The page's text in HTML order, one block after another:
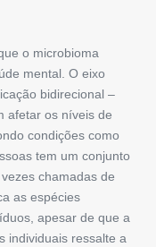
o microbioma
mental. O eixo
bidirecional –
afetar os níveis de
condições como
tem um conjunto
chamadas de
as espécies
apesar de que a
individuais ressalte a